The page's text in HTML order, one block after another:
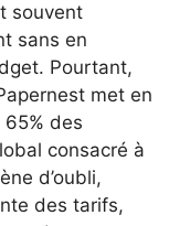
souvent
sans en
Pourtant,
met en
des
consacré à
d’oubli,
des tarifs,